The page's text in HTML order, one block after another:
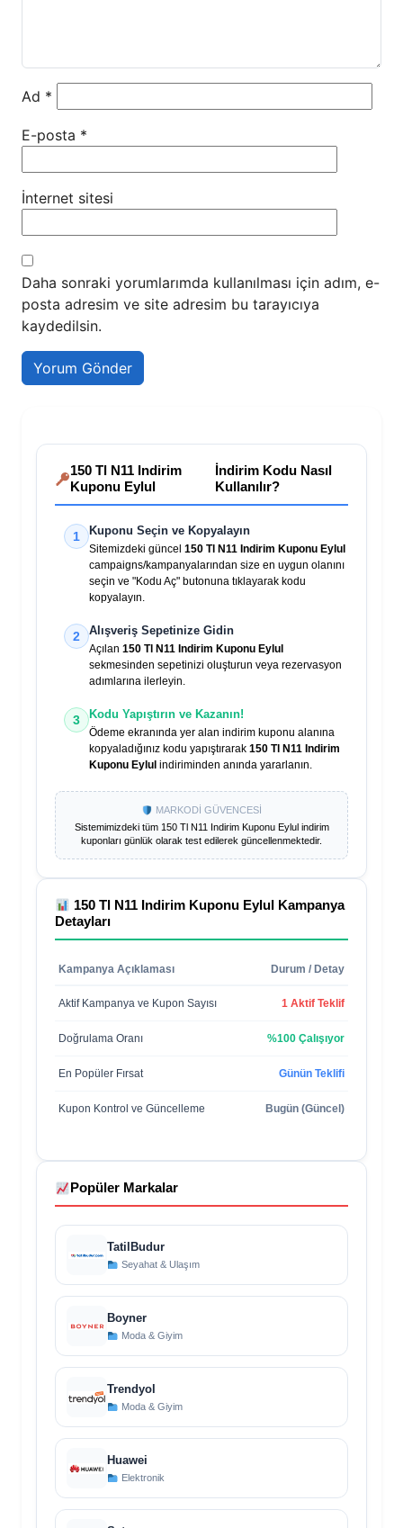
Ad *
E-posta *
İnternet sitesi
Daha sonraki yorumlarımda kullanılması için adım, e-
posta adresim ve site adresim bu tarayıcıya
kaydedilsin.
150 Tl N11 Indirim
Kuponu Eylul
İndirim Kodu Nasıl
Kullanılır?
1 Kuponu Seçin ve Kopyalayın
Sitemizdeki güncel 150 Tl N11 Indirim Kuponu Eylul
campaigns/kampanyalarından size en uygun olanını
seçin ve "Kodu Aç" butonuna tıklayarak kodu
kopyalayın.
2 Alışveriş Sepetinize Gidin
Açılan 150 Tl N11 Indirim Kuponu Eylul
sekmesinden sepetinizi oluşturun veya rezervasyon
adımlarına ilerleyin.
3 Kodu Yapıştırın ve Kazanın!
Ödeme ekranında yer alan indirim kuponu alanına
kopyaladığınız kodu yapıştırarak 150 Tl N11 Indirim
Kuponu Eylul indiriminden anında yararlanın.
MARKODİ GÜVENCESİ
Sistemimizdeki tüm 150 Tl N11 Indirim Kuponu Eylul indirim
kuponları günlük olarak test edilerek güncellenmektedir.
150 Tl N11 Indirim Kuponu Eylul Kampanya
Detayları
Kampanya Açıklaması Durum / Detay
Aktif Kampanya ve Kupon Sayısı 1 Aktif Teklif
Doğrulama Oranı %100 Çalışıyor
En Popüler Fırsat Günün Teklifi
Kupon Kontrol ve Güncelleme Bugün (Güncel)
Popüler Markalar
TatilBudur
Seyahat & Ulaşım
Boyner
Moda & Giyim
Trendyol
Moda & Giyim
Huawei
Elektronik